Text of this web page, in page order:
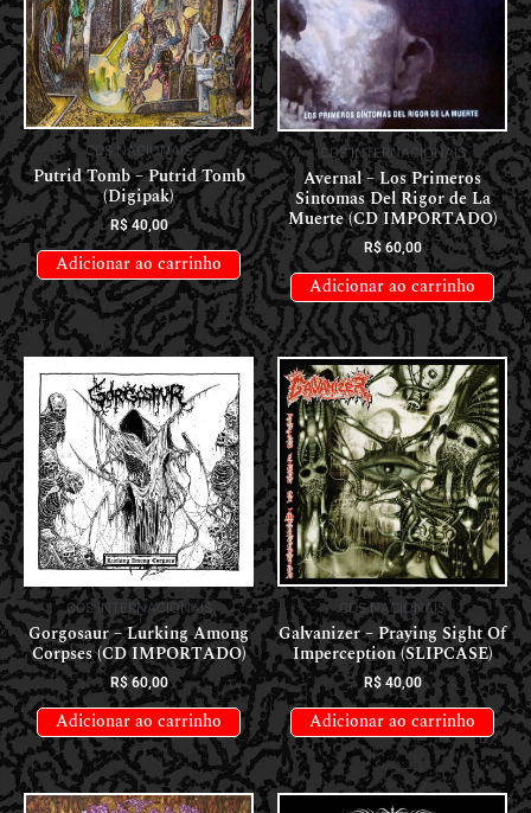
CDS NACIONAIS
Putrid Tomb – Putrid Tomb
(Digipak)
R$40,00
Adicionar ao carrinho
CDS INTERNACIONAIS
Avernal – Los Primeros
Sintomas Del Rigor de La
Muerte (CD IMPORTADO)
R$60,00
Adicionar ao carrinho
CDS INTERNACIONAIS
Gorgosaur – Lurking Among
Corpses (CD IMPORTADO)
R$60,00
Adicionar ao carrinho
CDS NACIONAIS
Galvanizer – Praying Sight Of
Imperception (SLIPCASE)
R$40,00
Adicionar ao carrinho